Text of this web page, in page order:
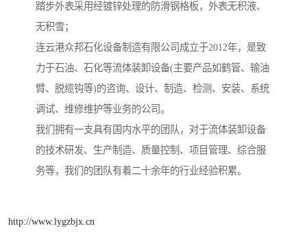
踏步外表采用经镀锌处理的防滑钢格板，外表无积液、
无积雪；
连云港众邦石化设备制造有限公司成立于2012年，是致
力于石油、石化等流体装卸设备(主要产品如鹤管、输油
臂、脱缆钩等)的咨询、设计、制造、检测、安装、系统
调试、维修维护等业务的公司。
我们拥有一支具有国内水平的团队，对于流体装卸设备
的技术研发、生产制造、质量控制、项目管理、综合服
务等，我们的团队有着二十余年的行业经验积累。
http://www.lygzbjx.cn